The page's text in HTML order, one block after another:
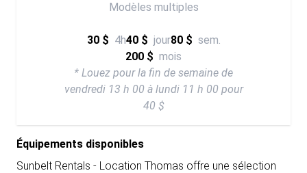
Modèles multiples
30 $ 4h40 $ jour80 $ sem.
200 $ mois
* Louez pour la fin de semaine de
vendredi 13 h 00 à lundi 11 h 00 pour
40 $
Équipements disponibles
Sunbelt Rentals - Location Thomas offre une sélection